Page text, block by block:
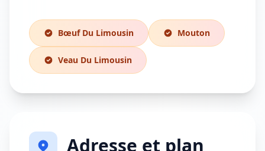
Bœuf Du Limousin Mouton
Veau Du Limousin
Adresse et plan